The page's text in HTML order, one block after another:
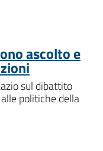
ascolto e
sul dibattito
politiche della